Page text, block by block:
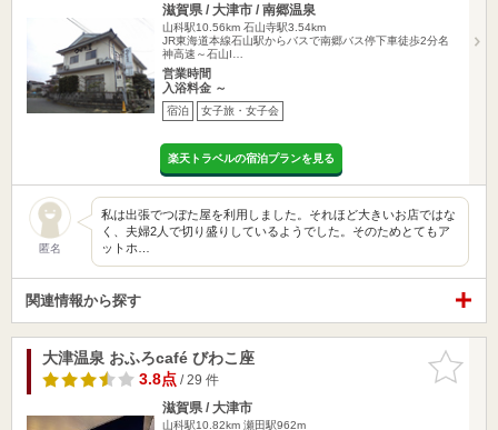
滋賀県 / 大津市 / 南郷温泉
山科駅10.56km 石山寺駅3.54km
JR東海道本線石山駅からバスで南郷バス停下車徒歩2分名
神高速～石山I…
営業時間
入浴料金 ～
宿泊 女子旅・女子会
楽天トラベルの宿泊プランを見る
匿名
私は出張でつぼた屋を利用しました。それほど大きいお店ではな
く、夫婦2人で切り盛りしているようでした。そのためとてもア
ットホ…
関連情報から探す
お気に入
りに追加
大津温泉 おふろcafé びわこ座
3.8点/ 29 件
滋賀県 / 大津市
山科駅10.82km 瀬田駅962m